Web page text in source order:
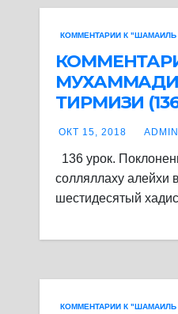
КОММЕНТАРИИ К
ТИРМИЗИ
ОКТ 15, 2018 ADMIN
136 урок.
солляллаху алейхи
КОММЕНТАРИИ К